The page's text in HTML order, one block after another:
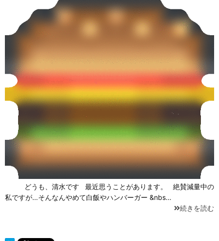
どうも、清水です 最近思うことがあります。 絶賛減量中の
私ですが…そんなんやめて白飯やハンバーガー &nbs…
続きを読む